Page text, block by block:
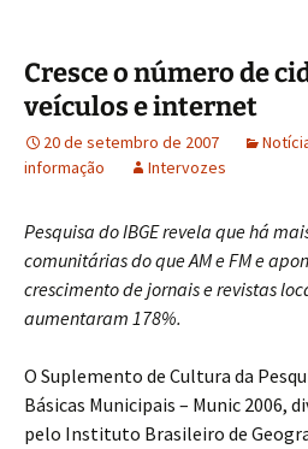
Cresce o número de
veículos e internet
20 de setembro de 2007
informação
Intervozes
Pesquisa do IBGE revela que há
comunitárias do que AM e FM e
crescimento de jornais e revistas
aumentaram 178%.
O Suplemento de Cultura da
Básicas Municipais – Munic 2006,
pelo Instituto Brasileiro de